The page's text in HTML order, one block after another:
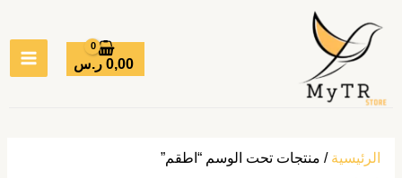
المحتوى
0,00 ر.س
الرئيسية / منتجات تحت الوسم “اطقم”